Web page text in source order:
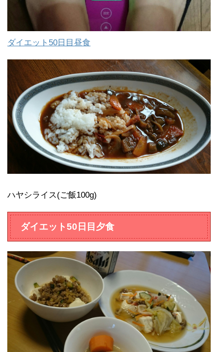
ダイエット50日目昼食
ハヤシライス(ご飯100g)
ダイエット50日目夕食